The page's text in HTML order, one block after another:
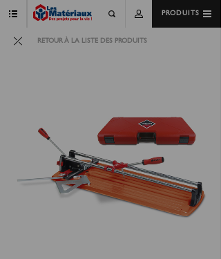
PRODUITS
RETOUR À LA LISTE DES PRODUITS